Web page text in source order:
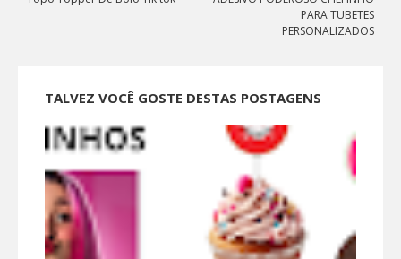
PARA TUBETES
PERSONALIZADOS
TALVEZ VOCÊ GOSTE DESTAS POSTAGENS